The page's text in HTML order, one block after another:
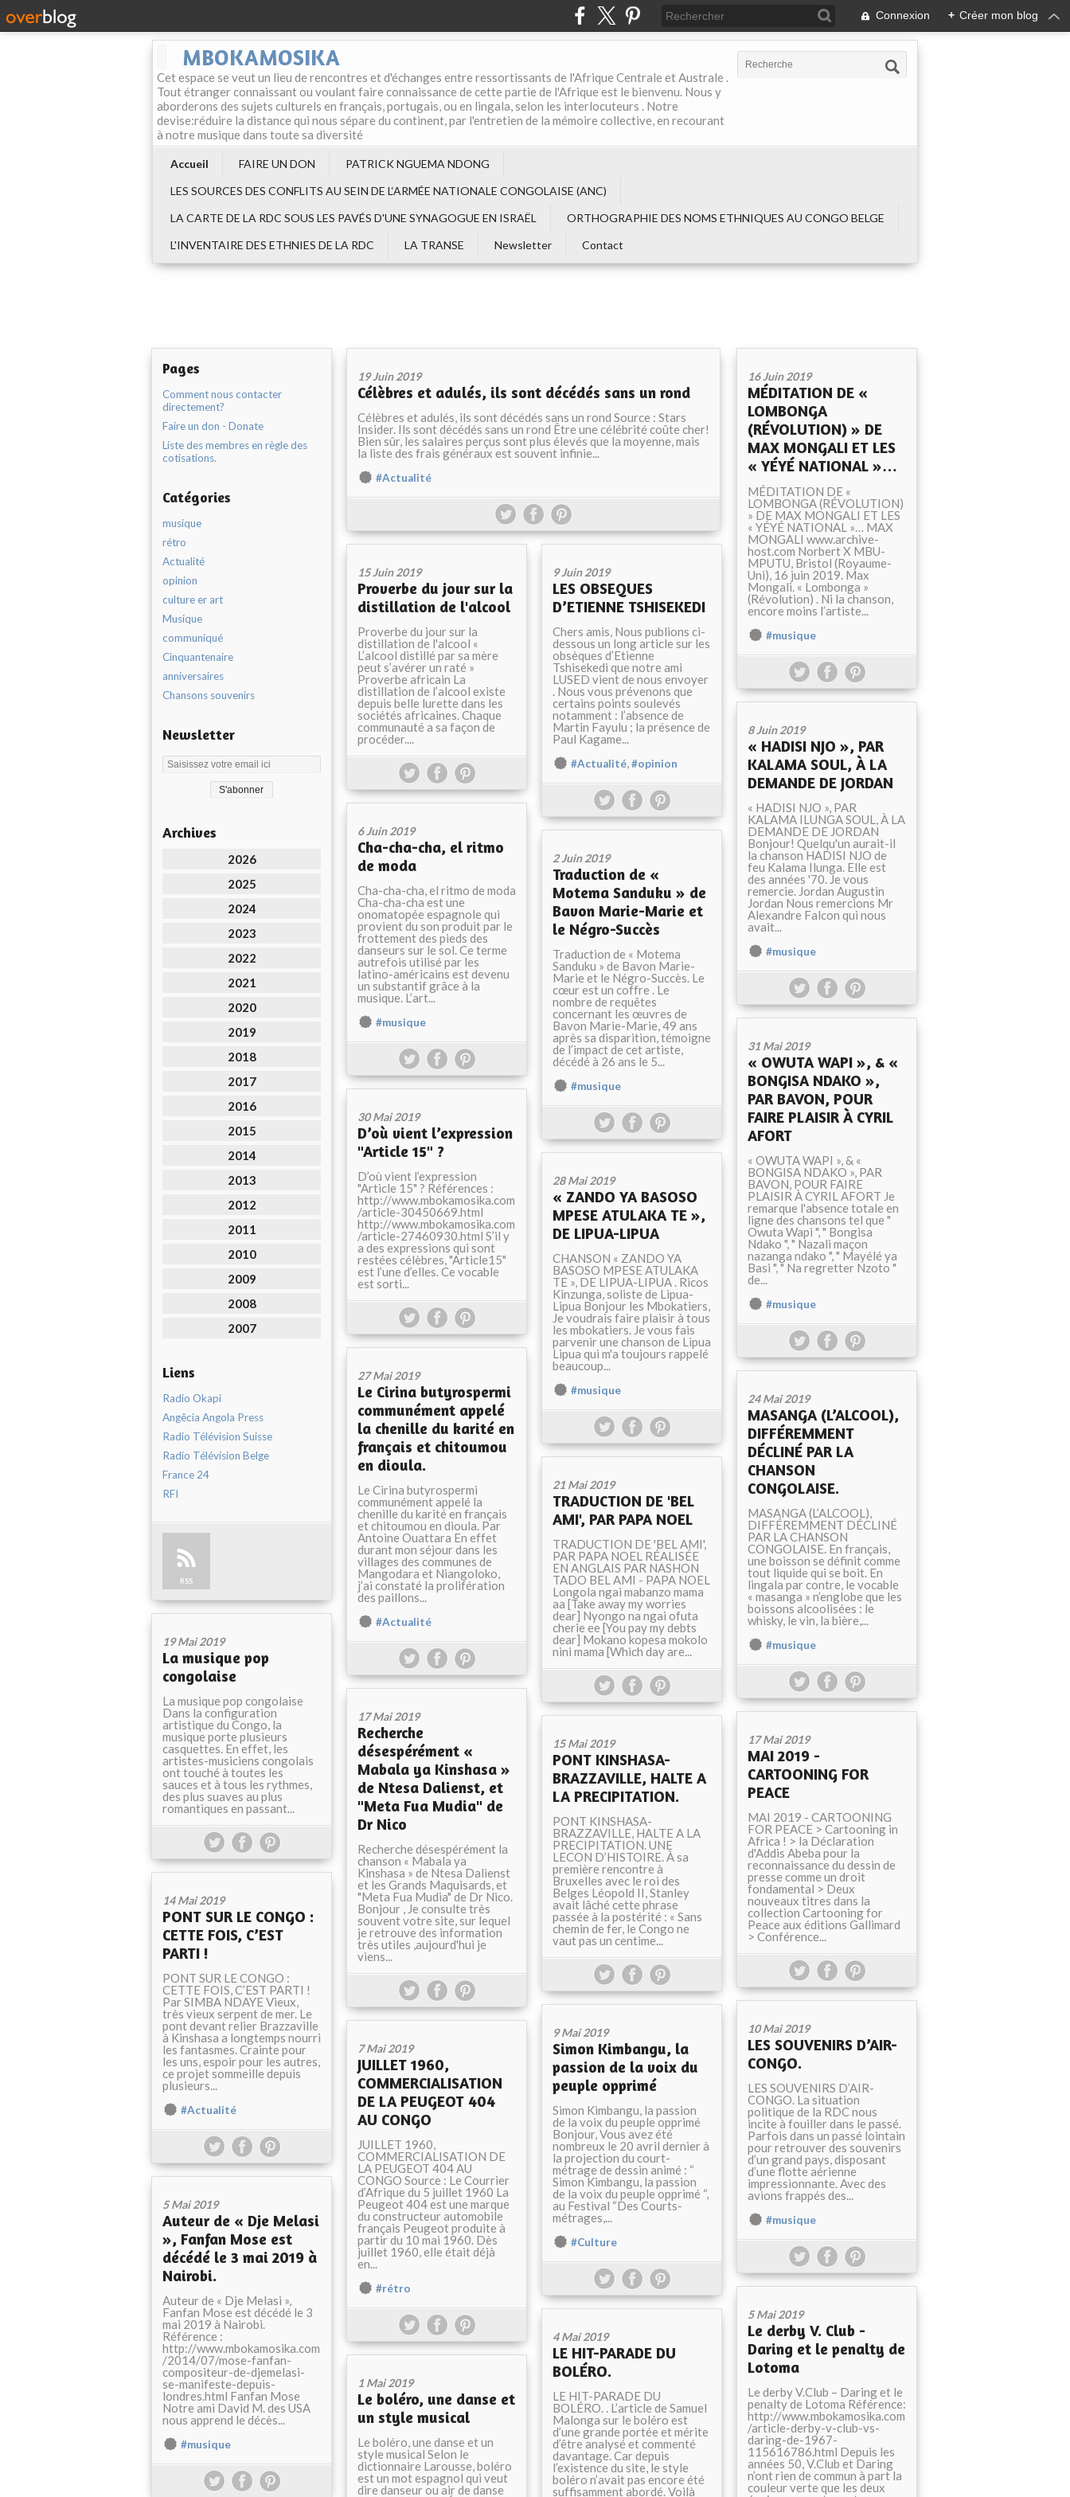
Connexion + Créer mon blog
MBOKAMOSIKA
Cet espace se veut un lieu de rencontres et d'échanges entre ressortissants de l'Afrique Centrale et Australe .
Tout étranger connaissant ou voulant faire connaissance de cette partie de l'Afrique est le bienvenu. Nous y
aborderons des sujets culturels en français, portugais, ou en lingala, selon les interlocuteurs . Notre
devise:réduire la distance qui nous sépare du continent, par l'entretien de la mémoire collective, en recourant
à notre musique dans toute sa diversité
Accueil FAIRE UN DON
PATRICK NGUEMA NDONG
LES SOURCES DES CONFLITS AU SEIN DE L‘ARMÉE NATIONALE CONGOLAISE (ANC)
LA CARTE DE LA RDC SOUS LES PAVÉS D'UNE SYNAGOGUE EN ISRAËL
ORTHOGRAPHIE DES NOMS ETHNIQUES AU CONGO BELGE
L'INVENTAIRE DES ETHNIES DE LA RDC
LA TRANSE Newsletter Contact
Pages
Comment nous contacter
directement?
Faire un don - Donate
Liste des membres en règle des
cotisations.
Catégories
musique
rétro
Actualité
opinion
culture er art
Musique
communiqué
Cinquantenaire
anniversaires
Chansons souvenirs
Newsletter
Archives
2026
2025
2024
2023
2022
2021
2020
2019
2018
2017
2016
2015
2014
2013
2012
2011
2010
2009
2008
2007
Liens
Radio Okapi
Angêcia Angola Press
Radio Télévision Suisse
Radio Télévision Belge
France 24
RFI
RSS
19 Juin 2019
Célèbres et adulés, ils sont décédés sans un rond
Célèbres et adulés, ils sont décédés sans un rond Source : Stars
Insider. Ils sont décédés sans un rond Être une célébrité coûte cher!
Bien sûr, les salaires perçus sont plus élevés que la moyenne, mais
la liste des frais généraux est souvent infinie...
#Actualité
16 Juin 2019
MÉDITATION DE «
LOMBONGA
(RÉVOLUTION) » DE
MAX MONGALI ET LES
« YÉYÉ NATIONAL »…
MÉDITATION DE «
LOMBONGA (RÉVOLUTION)
» DE MAX MONGALI ET LES
« YÉYÉ NATIONAL »… MAX
MONGALI www.archive-
host.com Norbert X MBU-
MPUTU, Bristol (Royaume-
Uni), 16 juin 2019. Max
Mongali. « Lombonga »
(Révolution) . Ni la chanson,
encore moins l’artiste...
#musique
15 Juin 2019
Proverbe du jour sur la
distillation de l'alcool
Proverbe du jour sur la
distillation de l'alcool «
L’alcool distillé par sa mère
peut s’avérer un raté »
Proverbe africain La
distillation de l’alcool existe
depuis belle lurette dans les
sociétés africaines. Chaque
communauté a sa façon de
procéder....
9 Juin 2019
LES OBSEQUES
D’ETIENNE TSHISEKEDI
Chers amis, Nous publions ci-
dessous un long article sur les
obsèques d’Etienne
Tshisekedi que notre ami
LUSED vient de nous envoyer
. Nous vous prévenons que
certains points soulevés
notamment : l’absence de
Martin Fayulu ; la présence de
Paul Kagame...
#Actualité,#opinion
8 Juin 2019
« HADISI NJO », PAR
KALAMA SOUL, À LA
DEMANDE DE JORDAN
« HADISI NJO », PAR
KALAMA ILUNGA SOUL, À LA
DEMANDE DE JORDAN
Bonjour! Quelqu'un aurait-il
la chanson HADISI NJO de
feu Kalama Ilunga. Elle est
des années '70. Je vous
remercie. Jordan Augustin
Jordan Nous remercions Mr
Alexandre Falcon qui nous
avait...
#musique
6 Juin 2019
Cha-cha-cha, el ritmo
de moda
Cha-cha-cha, el ritmo de moda
Cha-cha-cha est une
onomatopée espagnole qui
provient du son produit par le
frottement des pieds des
danseurs sur le sol. Ce terme
autrefois utilisé par les
latino-américains est devenu
un substantif grâce à la
musique. L’art...
#musique
2 Juin 2019
Traduction de «
Motema Sanduku » de
Bavon Marie-Marie et
le Négro-Succès
Traduction de « Motema
Sanduku » de Bavon Marie-
Marie et le Négro-Succès. Le
cœur est un coffre . Le
nombre de requêtes
concernant les œuvres de
Bavon Marie-Marie, 49 ans
après sa disparition, témoigne
de l’impact de cet artiste,
décédé à 26 ans le 5...
#musique
31 Mai 2019
« OWUTA WAPI », & «
BONGISA NDAKO »,
PAR BAVON, POUR
FAIRE PLAISIR À CYRIL
AFORT
« OWUTA WAPI », & «
BONGISA NDAKO », PAR
BAVON, POUR FAIRE
PLAISIR À CYRIL AFORT Je
remarque l'absence totale en
ligne des chansons tel que "
Owuta Wapi ", " Bongisa
Ndako ", " Nazali maçon
nazanga ndako ", " Mayélé ya
Basi ", " Na regretter Nzoto "
de...
#musique
30 Mai 2019
D’où vient l’expression
"Article 15" ?
D’où vient l’expression
"Article 15" ? Références :
http://www.mbokamosika.com
/article-30450669.html
http://www.mbokamosika.com
/article-27460930.html S’il y
a des expressions qui sont
restées célèbres, "Article15"
est l’une d’elles. Ce vocable
est sorti...
28 Mai 2019
« ZANDO YA BASOSO
MPESE ATULAKA TE »,
DE LIPUA-LIPUA
CHANSON « ZANDO YA
BASOSO MPESE ATULAKA
TE », DE LIPUA-LIPUA . Ricos
Kinzunga, soliste de Lipua-
Lipua Bonjour les Mbokatiers,
Je voudrais faire plaisir à tous
les mbokatiers. Je vous fais
parvenir une chanson de Lipua
Lipua qui m'a toujours rappelé
beaucoup...
#musique
27 Mai 2019
Le Cirina butyrospermi
communément appelé
la chenille du karité en
français et chitoumou
en dioula.
Le Cirina butyrospermi
communément appelé la
chenille du karité en français
et chitoumou en dioula. Par
Antoine Ouattara En effet
durant mon séjour dans les
villages des communes de
Mangodara et Niangoloko,
j’ai constaté la prolifération
des paillons...
#Actualité
24 Mai 2019
MASANGA (L’ALCOOL),
DIFFÉREMMENT
DÉCLINÉ PAR LA
CHANSON
CONGOLAISE.
MASANGA (L’ALCOOL),
DIFFÉREMMENT DÉCLINÉ
PAR LA CHANSON
CONGOLAISE. En français,
une boisson se définit comme
tout liquide qui se boit. En
lingala par contre, le vocable
« masanga » n’englobe que les
boissons alcoolisées : le
whisky, le vin, la bière,...
#musique
21 Mai 2019
TRADUCTION DE 'BEL
AMI', PAR PAPA NOEL
TRADUCTION DE 'BEL AMI',
PAR PAPA NOEL RÉALISÉE
EN ANGLAIS PAR NASHON
TADO BEL AMI - PAPA NOEL
Longola ngai mabanzo mama
aa [Take away my worries
dear] Nyongo na ngai ofuta
cherie ee [You pay my debts
dear] Mokano kopesa mokolo
nini mama [Which day are...
19 Mai 2019
La musique pop
congolaise
La musique pop congolaise
Dans la configuration
artistique du Congo, la
musique porte plusieurs
casquettes. En effet, les
artistes-musiciens congolais
ont touché à toutes les
sauces et à tous les rythmes,
des plus suaves au plus
romantiques en passant...
17 Mai 2019
Recherche
désespérément «
Mabala ya Kinshasa »
de Ntesa Dalienst, et
"Meta Fua Mudia" de
Dr Nico
Recherche désespérément la
chanson « Mabala ya
Kinshasa » de Ntesa Dalienst
et les Grands Maquisards, et
"Meta Fua Mudia" de Dr Nico.
Bonjour , Je consulte très
souvent votre site, sur lequel
je retrouve des information
très utiles ,aujourd'hui je
viens...
17 Mai 2019
MAI 2019 -
CARTOONING FOR
PEACE
MAI 2019 - CARTOONING
FOR PEACE > Cartooning in
Africa ! > la Déclaration
d'Addis Abeba pour la
reconnaissance du dessin de
presse comme un droit
fondamental > Deux
nouveaux titres dans la
collection Cartooning for
Peace aux éditions Gallimard
> Conférence...
15 Mai 2019
PONT KINSHASA-
BRAZZAVILLE, HALTE A
LA PRECIPITATION.
PONT KINSHASA-
BRAZZAVILLE, HALTE A LA
PRECIPITATION. UNE
LECON D’HISTOIRE. À sa
première rencontre à
Bruxelles avec le roi des
Belges Léopold II, Stanley
avait lâché cette phrase
passée à la postérité : « Sans
chemin de fer, le Congo ne
vaut pas un centime...
14 Mai 2019
PONT SUR LE CONGO :
CETTE FOIS, C’EST
PARTI !
PONT SUR LE CONGO :
CETTE FOIS, C’EST PARTI !
Par SIMBA NDAYE Vieux,
très vieux serpent de mer. Le
pont devant relier Brazzaville
à Kinshasa a longtemps nourri
les fantasmes. Crainte pour
les uns, espoir pour les autres,
ce projet sommeille depuis
plusieurs...
#Actualité
10 Mai 2019
LES SOUVENIRS D’AIR-
CONGO.
LES SOUVENIRS D’AIR-
CONGO. La situation
politique de la RDC nous
incite à fouiller dans le passé.
Parfois dans un passé lointain
pour retrouver des souvenirs
d’un grand pays, disposant
d’une flotte aérienne
impressionnante. Avec des
avions frappés des...
#musique
9 Mai 2019
Simon Kimbangu, la
passion de la voix du
peuple opprimé
Simon Kimbangu, la passion
de la voix du peuple opprimé
Bonjour, Vous avez été
nombreux le 20 avril dernier à
la projection du court-
métrage de dessin animé : “
Simon Kimbangu, la passion
de la voix du peuple opprimé “,
au Festival “Des Courts-
métrages,...
#Culture
7 Mai 2019
JUILLET 1960,
COMMERCIALISATION
DE LA PEUGEOT 404
AU CONGO
JUILLET 1960,
COMMERCIALISATION DE
LA PEUGEOT 404 AU
CONGO Source : Le Courrier
d’Afrique du 5 juillet 1960 La
Peugeot 404 est une marque
du constructeur automobile
français Peugeot produite à
partir du 10 mai 1960. Dès
juillet 1960, elle était déjà
en...
#rétro
5 Mai 2019
Auteur de « Dje Melasi
», Fanfan Mose est
décédé le 3 mai 2019 à
Nairobi.
Auteur de « Dje Melasi »,
Fanfan Mose est décédé le 3
mai 2019 à Nairobi.
Référence :
http://www.mbokamosika.com
/2014/07/mose-fanfan-
compositeur-de-djemelasi-
se-manifeste-depuis-
londres.html Fanfan Mose
Notre ami David M. des USA
nous apprend le décès...
#musique
5 Mai 2019
Le derby V. Club -
Daring et le penalty de
Lotoma
Le derby V.Club – Daring et le
penalty de Lotoma Référence:
http://www.mbokamosika.com
/article-derby-v-club-vs-
daring-de-1967-
115616786.html Depuis les
années 50, V.Club et Daring
n’ont rien de commun à part la
couleur verte que les deux
4 Mai 2019
LE HIT-PARADE DU
BOLÉRO.
LE HIT-PARADE DU
BOLÉRO. . L’article de Samuel
Malonga sur le boléro est
d’une grande portée et mérite
d’être analysé et commenté
davantage. Car depuis
l’existence du site, le style
boléro n’avait pas encore été
suffisamment abordé. Voilà
1 Mai 2019
Le boléro, une danse et
un style musical
Le boléro, une danse et un
style musical Selon le
dictionnaire Larousse, boléro
est un mot espagnol qui veut
dire danseur ou air de danse